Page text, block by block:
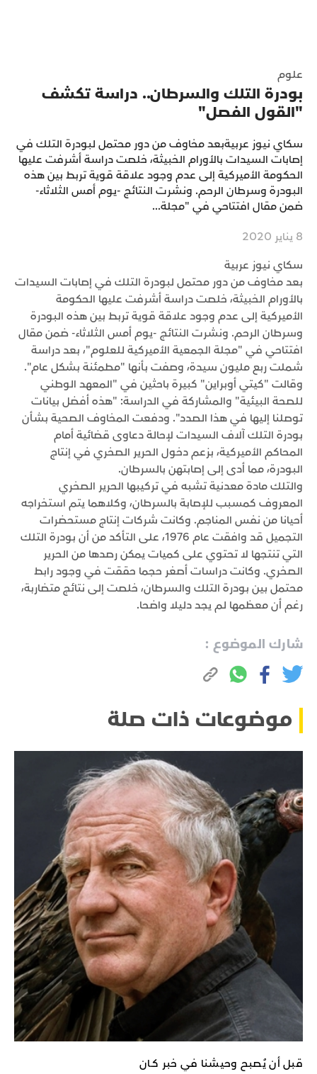
علوم
بودرة التلك والسرطان.. دراسة تكشف
"القول الفصل"
سكاي نيوز عربيةبعد مخاوف من دور محتمل لبودرة التلك في
إصابات السيدات بالأورام الخبيثة، خلصت دراسة أشرفت عليها
الحكومة الأميركية إلى عدم وجود علاقة قوية تربط بين هذه
البودرة وسرطان الرحم. ونشرت النتائج -يوم أمس الثلاثاء-
ضمن مقال افتتاحي في "مجلة...
8 يناير 2020
سكاي نيوز عربية
بعد مخاوف من دور محتمل لبودرة التلك في إصابات السيدات
بالأورام الخبيثة، خلصت دراسة أشرفت عليها الحكومة
الأميركية إلى عدم وجود علاقة قوية تربط بين هذه البودرة
وسرطان الرحم. ونشرت النتائج -يوم أمس الثلاثاء- ضمن مقال
افتتاحي في "مجلة الجمعية الأميركية للعلوم"، بعد دراسة
شملت ربع مليون سيدة، وصفت بأنها "مطمئنة بشكل عام".
وقالت "كيتي أوبراين" كبيرة باحثين في "المعهد الوطني
للصحة البيئية" والمشاركة في الدراسة: "هذه أفضل بيانات
توصلنا إليها في هذا الصدد". ودفعت المخاوف الصحية بشأن
بودرة التلك آلاف السيدات لإحالة دعاوى قضائية أمام
المحاكم الأميركية، بزعم دخول الحرير الصخري في إنتاج
البودرة، مما أدى إلى إصابتهن بالسرطان.
والتلك مادة معدنية تشبه في تركيبها الحرير الصخري
المعروف كمسبب للإصابة بالسرطان، وكلاهما يتم استخراجه
أحيانا من نفس المناجم. وكانت شركات إنتاج مستحضرات
التجميل قد وافقت عام 1976، على التأكد من أن بودرة التلك
التي تنتجها لا تحتوي على كميات يمكن رصدها من الحرير
الصخري. وكانت دراسات أصغر حجما حققت في وجود رابط
محتمل بين بودرة التلك والسرطان، خلصت إلى نتائج متضاربة،
رغم أن معظمها لم يجد دليلا واضحا.
شارك الموضوع :
موضوعات ذات صلة
قبل أن يُصبح وحيشنا في خبر كـان